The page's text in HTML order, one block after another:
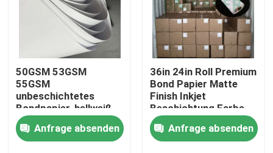
50GSM 53GSM
55GSM
unbeschichtetes
Bondpapier, hellweiß
zum Drucken von
Notebooks
Anfrage absenden
36in 24in Roll Premium
Bond Papier Matte
Finish Inkjet
Beschichtung Farbe
30m 45m Länge
Anfrage absenden